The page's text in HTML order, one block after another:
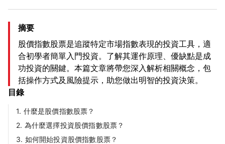
摘要
股價指數股票是追蹤特定市場指數表現的投資工具，適
合初學者簡單入門投資。了解其運作原理、優缺點是成
功投資的關鍵。本篇文章將帶您深入解析相關概念，包
括操作方式及風險提示，助您做出明智的投資決策。
目錄
1. 什麼是股價指數股票？
2. 為什麼選擇投資股價指數股票？
3. 如何開始投資股價指數股票？